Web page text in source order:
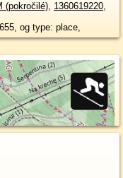
(pokročilé), 1360619220,
og type: place,